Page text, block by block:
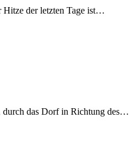
Hitze der letzten Tage ist…
durch das Dorf in Richtung des…